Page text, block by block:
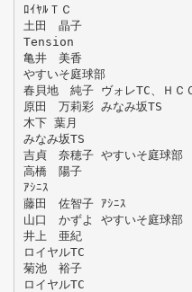
ﾛｲﾔﾙＴＣ
土田 晶子
Tension
亀井 美香
やすいそ庭球部
春貝地 純子 ヴォレTC、ＨＣ
原田 万莉彩 みなみ坂TS
木下 葉月
みなみ坂TS
吉貞 奈穂子 やすいそ庭球部
高橋 陽子
ｱｼﾆｽ
藤田 佐智子 ｱｼﾆｽ
山口 かずよ やすいそ庭球部
井上 亜紀
ロイヤルTC
菊池 裕子
ロイヤルTC